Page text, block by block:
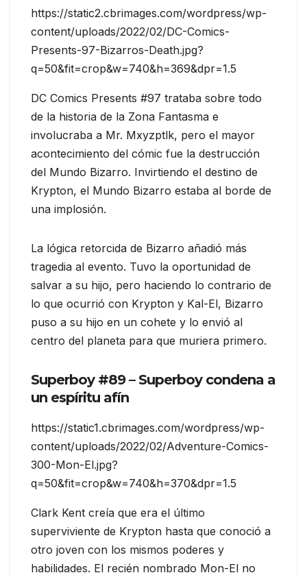
https://static2.cbrimages.com/wordpress/wp-
content/uploads/2022/02/DC-Comics-
Presents-97-Bizarros-Death.jpg?
q=50&fit=crop&w=740&h=369&dpr=1.5
DC Comics Presents #97 trataba sobre todo
de la historia de la Zona Fantasma e
involucraba a Mr. Mxyzptlk, pero el mayor
acontecimiento del cómic fue la destrucción
del Mundo Bizarro. Invirtiendo el destino de
Krypton, el Mundo Bizarro estaba al borde de
una implosión.
La lógica retorcida de Bizarro añadió más
tragedia al evento. Tuvo la oportunidad de
salvar a su hijo, pero haciendo lo contrario de
lo que ocurrió con Krypton y Kal-El, Bizarro
puso a su hijo en un cohete y lo envió al
centro del planeta para que muriera primero.
Superboy #89 – Superboy condena a
un espíritu afín
https://static1.cbrimages.com/wordpress/wp-
content/uploads/2022/02/Adventure-Comics-
300-Mon-El.jpg?
q=50&fit=crop&w=740&h=370&dpr=1.5
Clark Kent creía que era el último
superviviente de Krypton hasta que conoció a
otro joven con los mismos poderes y
habilidades. El recién nombrado Mon-El no